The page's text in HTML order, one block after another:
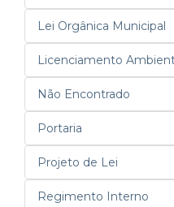
Lei Orgânica Municipal
Licenciamento
Não Encontrado
Portaria
Projeto de Lei
Regimento Interno